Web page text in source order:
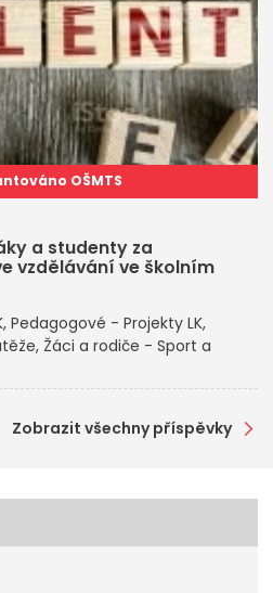
OŠMTS
a studenty za
vzdělávání ve školním
Pedagogové - Projekty LK
Žáci a rodiče - Sport a
Zobrazit všechny příspěvky